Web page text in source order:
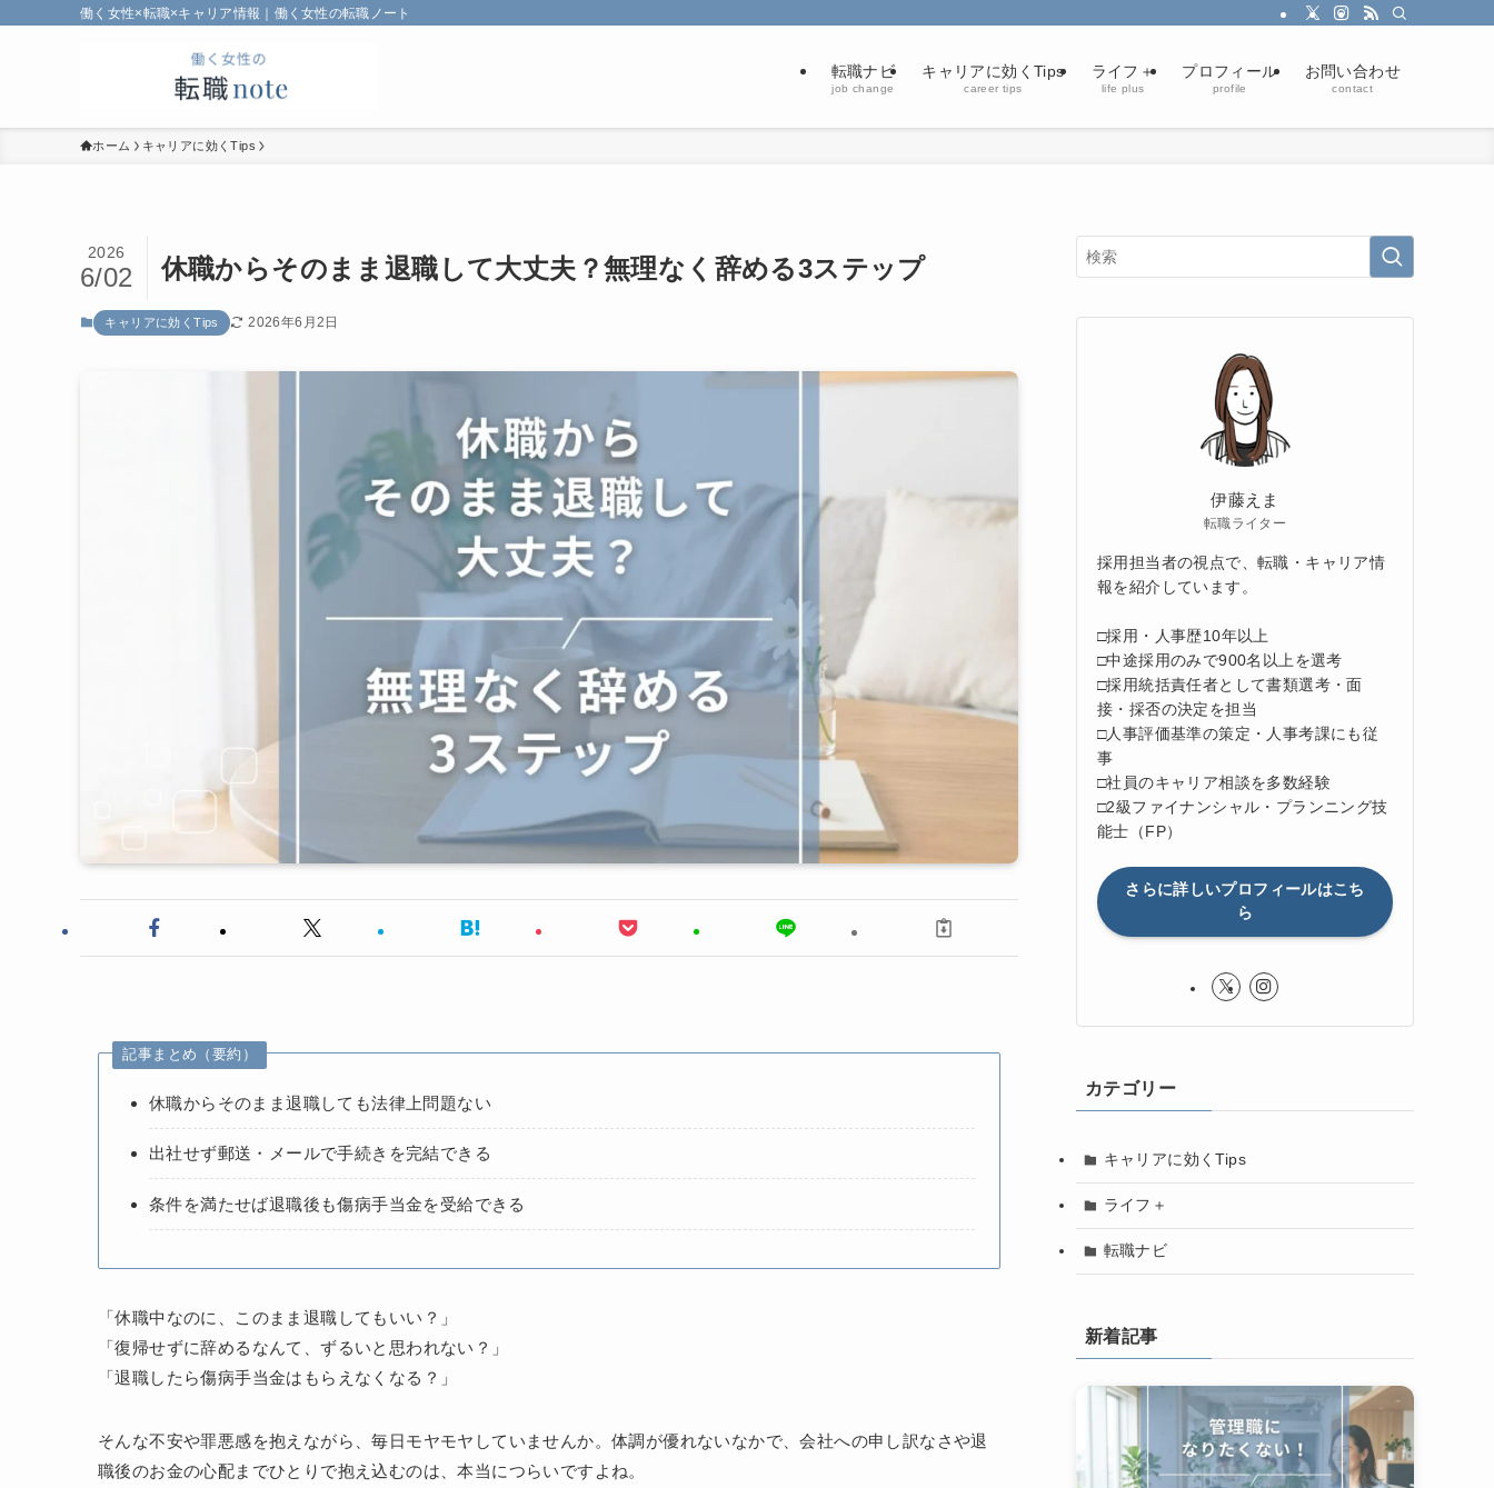
働く女性×転職×キャリア情報｜働く女性の転職ノート
転職ナビ
job change
キャリアに効くTips
career tips
ライフ＋
life plus
プロフィール
profile
お問い合わせ
contact
ホーム キャリアに効くTips
休職からそのまま退職して大丈夫？無理なく辞める3ステップ
2026
6/02
キャリアに効くTips 2026年6月2日
記事まとめ（要約）
休職からそのまま退職しても法律上問題ない
出社せず郵送・メールで手続きを完結できる
条件を満たせば退職後も傷病手当金を受給できる
「休職中なのに、このまま退職してもいい？」
「復帰せずに辞めるなんて、ずるいと思われない？」
「退職したら傷病手当金はもらえなくなる？」
そんな不安や罪悪感を抱えながら、毎日モヤモヤしていませんか。体調が優れないなかで、会社への申し訳なさや退
職後のお金の心配までひとりで抱え込むのは、本当につらいですよね。
伊藤えま
転職ライター
採用担当者の視点で、転職・キャリア情
報を紹介しています。
□採用・人事歴10年以上
□中途採用のみで900名以上を選考
□採用統括責任者として書類選考・面
接・採否の決定を担当
□人事評価基準の策定・人事考課にも従
事
□社員のキャリア相談を多数経験
□2級ファイナンシャル・プランニング技
能士（FP）
さらに詳しいプロフィールはこち
ら
カテゴリー
キャリアに効くTips
ライフ＋
転職ナビ
新着記事